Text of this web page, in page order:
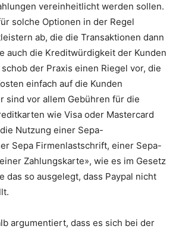
vereinheitlicht werden sollen.
solche Optionen in der Regel
ab, die die Transaktionen dann
auch die Kreditwürdigkeit der Kunden
der Praxis einen Riegel vor, die
einfach auf die Kunden
sind vor allem Gebühren für die
wie Visa oder Mastercard
Nutzung einer Sepa-
Sepa Firmenlastschrift, einer Sepa-
Zahlungskarte», wie es im Gesetz
das so ausgelegt, dass Paypal nicht
argumentiert, dass es sich bei der